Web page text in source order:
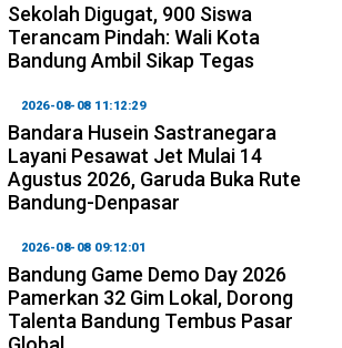
Sekolah Digugat, 900 Siswa
Terancam Pindah: Wali Kota
Bandung Ambil Sikap Tegas
2026-08-08 11:12:29
Bandara Husein Sastranegara
Layani Pesawat Jet Mulai 14
Agustus 2026, Garuda Buka Rute
Bandung-Denpasar
2026-08-08 09:12:01
Bandung Game Demo Day 2026
Pamerkan 32 Gim Lokal, Dorong
Talenta Bandung Tembus Pasar